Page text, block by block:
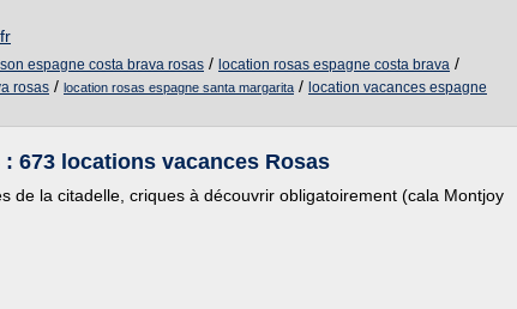
espagne costa brava rosas / location rosas espagne costa brava /
rosas / location rosas espagne santa margarita / location vacances espagne
: 673 locations vacances Rosas
de la citadelle, criques à découvrir obligatoirement (cala Montjoy